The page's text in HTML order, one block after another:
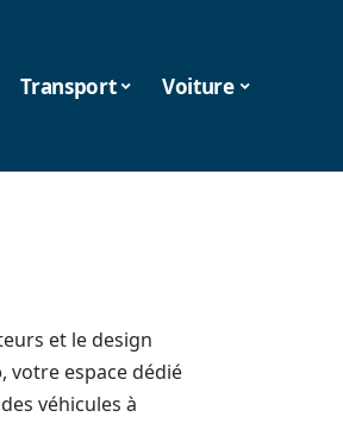
Transport Voiture
et le design
, votre espace dédié
véhicules à